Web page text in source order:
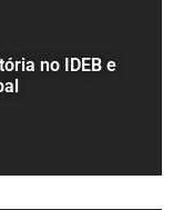
no IDEB e